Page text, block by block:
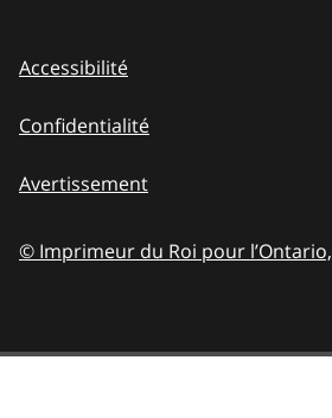
Accessibilité
Confidentialité
Avertissement
© Imprimeur du Roi pour l’Ontario,